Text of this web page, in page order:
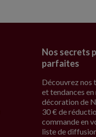
Nos secrets
parfaites
Découvrez nos
et tendances
décoration de
30 € de
commande en
liste de